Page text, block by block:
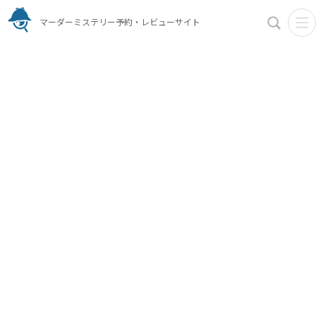
マーダーミステリー予約・レビューサイト